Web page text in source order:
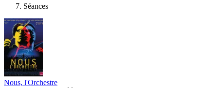
Séances
Nous, l'Orchestre